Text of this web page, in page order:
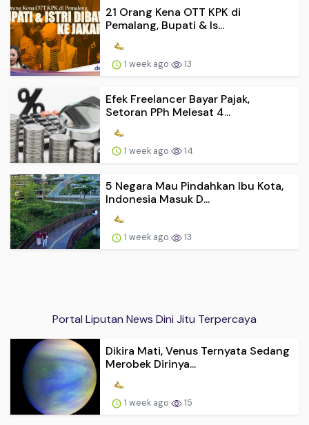
21 Orang Kena OTT KPK di
Pemalang, Bupati & Is...
1 week ago 13
Efek Freelancer Bayar Pajak,
Setoran PPh Melesat 4...
1 week ago 14
5 Negara Mau Pindahkan Ibu Kota,
Indonesia Masuk D...
1 week ago 13
Portal Liputan News Dini Jitu Terpercaya
Dikira Mati, Venus Ternyata Sedang
Merobek Dirinya...
1 week ago 15